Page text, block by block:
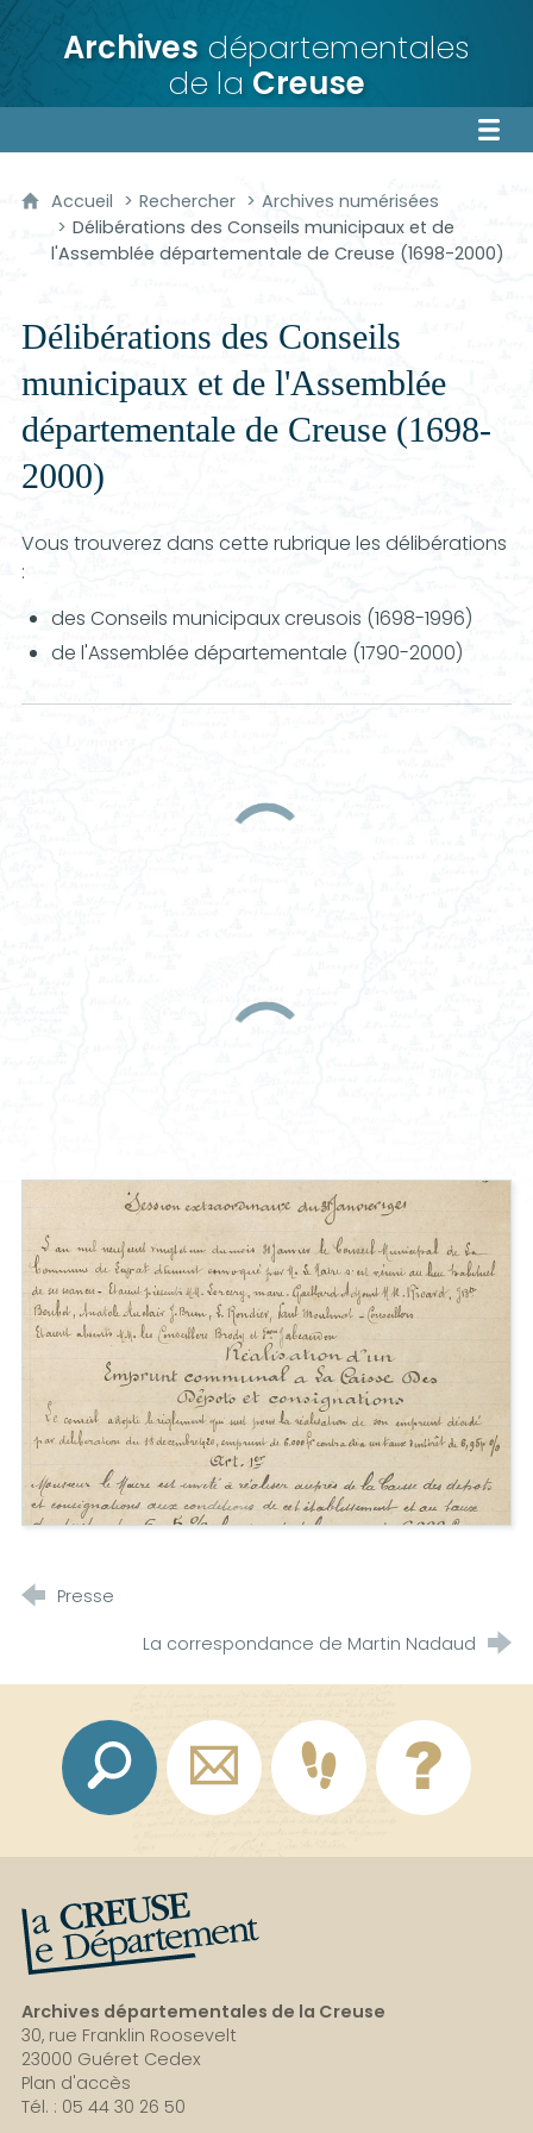
Archives départementales
de la Creuse
Accueil Rechercher
Archives numérisées
Délibérations des Conseils municipaux et de
l'Assemblée départementale de Creuse (1698-2000)
Délibérations des Conseils
municipaux et de l'Assemblée
départementale de Creuse (1698-
2000)
Vous trouverez dans cette rubrique les délibérations
:
des Conseils municipaux creusois (1698-1996)
de l'Assemblée départementale (1790-2000)
Presse
La correspondance de Martin Nadaud
La Creuse, le département
Archives départementales de la Creuse
30, rue Franklin Roosevelt
23000 Guéret Cedex
Plan d'accès
Tél. : 05 44 30 26 50